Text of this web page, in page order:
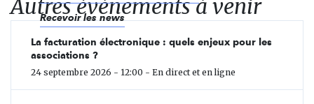
Recevoir les news
Autres évènements à venir
La facturation électronique : quels enjeux pour les
associations ?
24 septembre 2026 - 12:00 - En direct et en ligne